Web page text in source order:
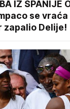
IZ ŠPANIJE
se
zapalio Delije!